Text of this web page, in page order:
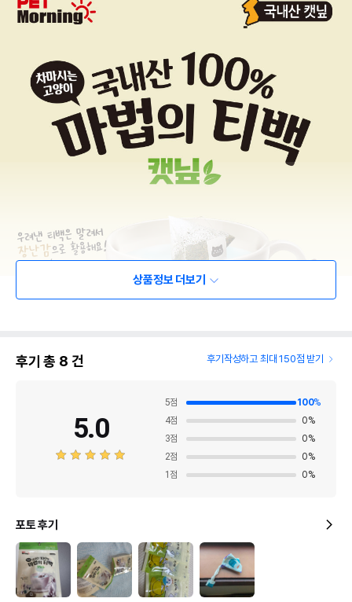
상품정보 더보기
후기 총 8 건 후기작성하고 최대 150점 받기
5.0
5점 100%
4점 0%
3점 0%
2점 0%
1 점 0%
포토 후기